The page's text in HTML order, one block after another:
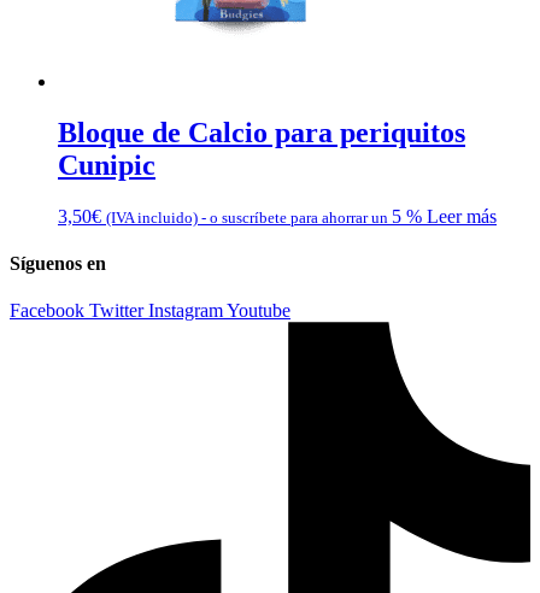
Bloque de Calcio para periquitos
Cunipic
3,50€ (IVA incluido) - o suscríbete para ahorrar un 5 % Leer más
Síguenos en
Facebook Twitter InstagramYoutube